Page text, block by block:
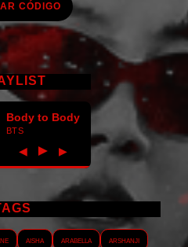
CÓDIGO
Body to Body
BTS
◀ ► ▶
Aisha Arabella
Arshanji